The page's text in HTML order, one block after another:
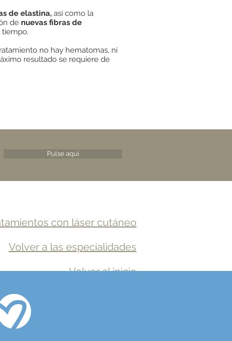
de elastina, así como la
de nuevas fibras de
no hay hematomas, ni
resultado se requiere de
Pulse aquí
con láser cutáneo
Volver a las especialidades
Volver al inicio